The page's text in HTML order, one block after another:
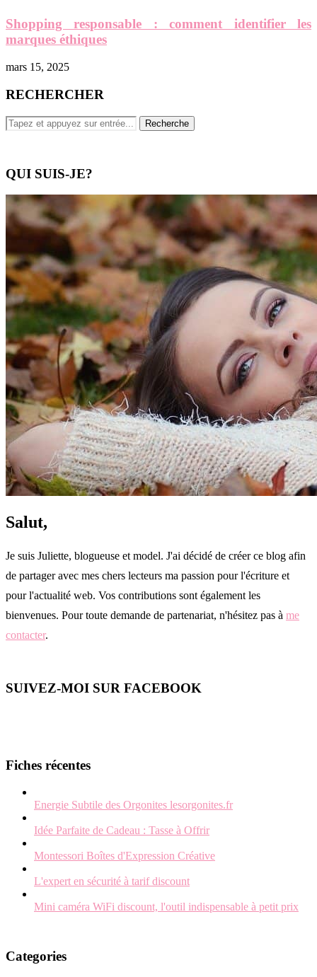
Shopping responsable : comment identifier les
marques éthiques
mars 15, 2025
RECHERCHER
QUI SUIS-JE?
Salut,
Je suis Juliette, blogueuse et model. J'ai décidé de créer ce blog afin
de partager avec mes chers lecteurs ma passion pour l'écriture et
pour l'actualité web. Vos contributions sont également les
bienvenues. Pour toute demande de partenariat, n'hésitez pas à me
contacter.
SUIVEZ-MOI SUR FACEBOOK
Fiches récentes
Energie Subtile des Orgonites lesorgonites.fr
Idée Parfaite de Cadeau : Tasse à Offrir
Montessori Boîtes d'Expression Créative
L'expert en sécurité à tarif discount
Mini caméra WiFi discount, l'outil indispensable à petit prix
Categories